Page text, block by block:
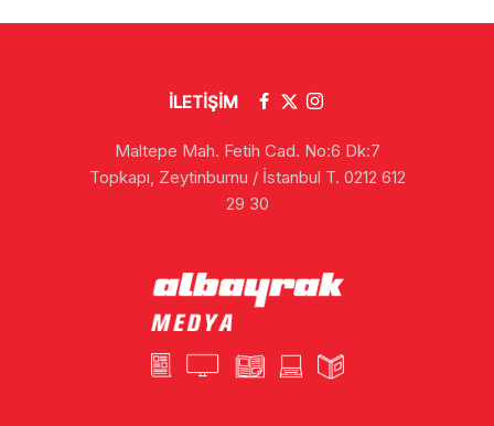
İLETİŞİM
Maltepe Mah. Fetih Cad. No:6 Dk:7
Topkapı, Zeytinburnu / İstanbul T. 0212 612
29 30